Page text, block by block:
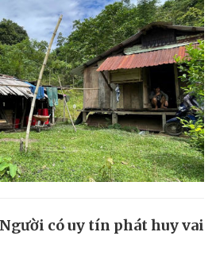
có uy tín phát huy vai